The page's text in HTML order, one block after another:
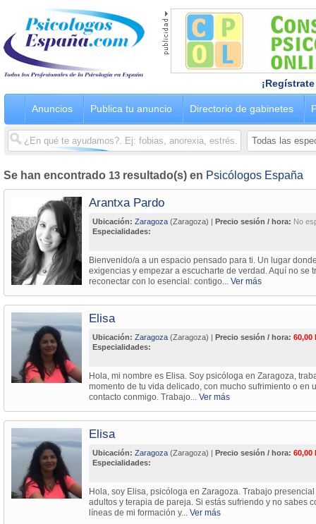
Anuncios Publica tu anuncio Directorio de gabinetes
Se han encontrado 13 resultado(s) en Psicólogos España
Arantxa Pardo
Ubicación: Zaragoza (Zaragoza) | Precio sesión / hora: No
Especialidades:
Bienvenido/a a un espacio pensado para ti. Un lugar
exigencias y empezar a escucharte de verdad. Aquí no se
reconectar con lo esencial: contigo... Ver más
Elisa
Ubicación: Zaragoza (Zaragoza) | Precio sesión / hora: 60,00
Especialidades:
Hola, mi nombre es Elisa. Soy psicóloga en Zaragoza,
momento de tu vida delicado, con mucho sufrimiento o en
contacto conmigo. Trabajo... Ver más
Elisa
Ubicación: Zaragoza (Zaragoza) | Precio sesión / hora: 60,00
Especialidades:
Hola, soy Elisa, psicóloga en Zaragoza. Trabajo
adultos y terapia de pareja. Si estás sufriendo y no sabes
líneas de mi formación y... Ver más